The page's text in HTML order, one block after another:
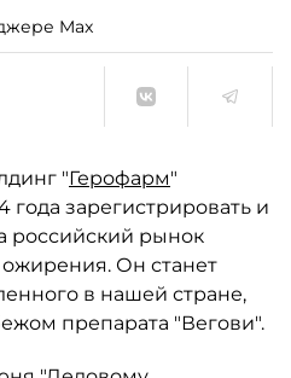
Max
"Герофарм"
года зарегистрировать и
российский рынок
Он станет
в нашей стране,
препарата "Вегови".